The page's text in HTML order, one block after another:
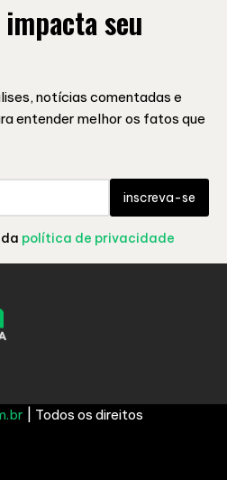
seu
notícias comentadas e
entender melhor os fatos que
inscreva-se
política de privacidade
| Todos os direitos